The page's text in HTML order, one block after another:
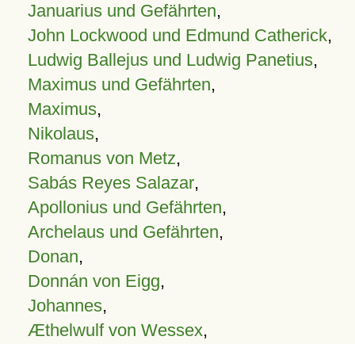
Januarius und Gefährten,
John Lockwood und Edmund Catherick,
Ludwig Ballejus und Ludwig Panetius,
Maximus und Gefährten,
Maximus,
Nikolaus,
Romanus von Metz,
Sabás Reyes Salazar,
Apollonius und Gefährten,
Archelaus und Gefährten,
Donan,
Donnán von Eigg,
Johannes,
Æthelwulf von Wessex,